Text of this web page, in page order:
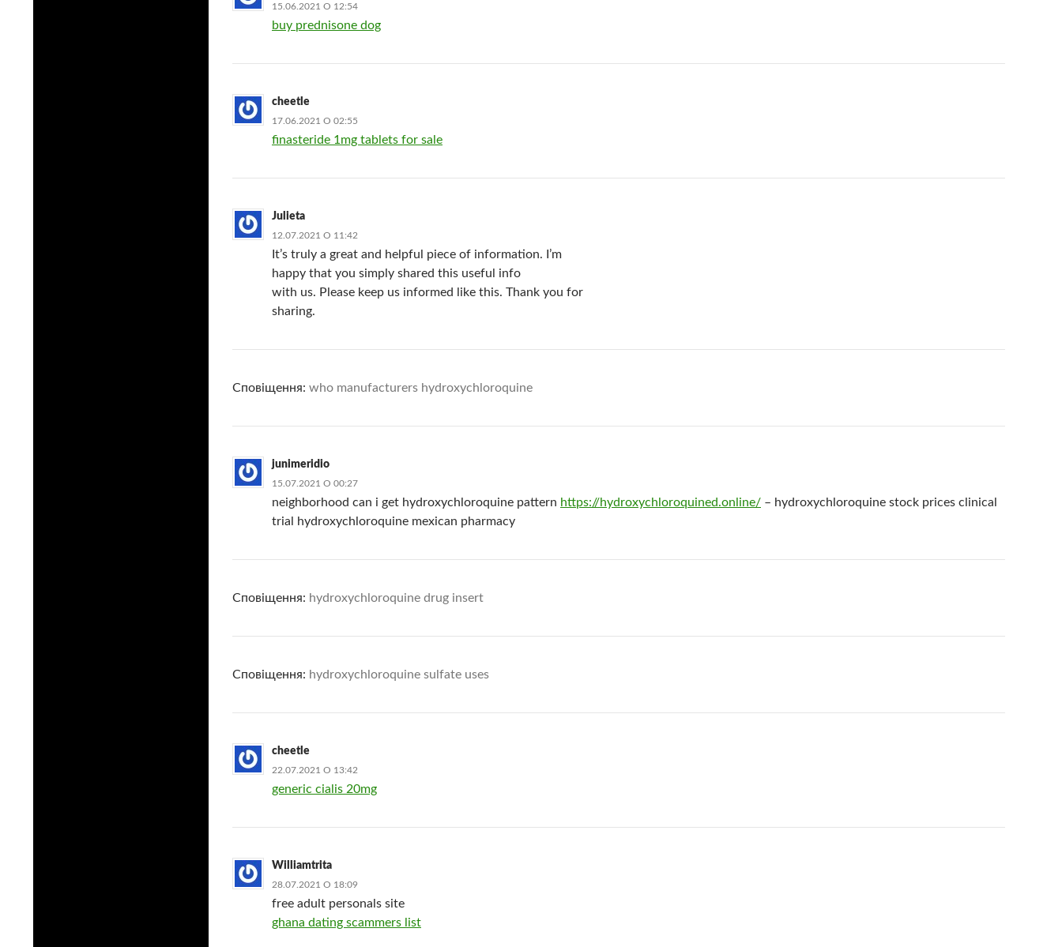
15.06.2021 О 12:54
buy prednisone dog
cheetle
17.06.2021 О 02:55
finasteride 1mg tablets for sale
Julieta
12.07.2021 О 11:42
It’s truly a great and helpful piece of information. I’m
happy that you simply shared this useful info
with us. Please keep us informed like this. Thank you for
sharing.
Сповіщення: who manufacturers hydroxychloroquine
junimeridio
15.07.2021 О 00:27
neighborhood can i get hydroxychloroquine pattern https://hydroxychloroquined.online/ – hydroxychloroquine stock prices clinical
trial hydroxychloroquine mexican pharmacy
Сповіщення: hydroxychloroquine drug insert
Сповіщення: hydroxychloroquine sulfate uses
cheetle
22.07.2021 О 13:42
generic cialis 20mg
Williamtrita
28.07.2021 О 18:09
free adult personals site
ghana dating scammers list